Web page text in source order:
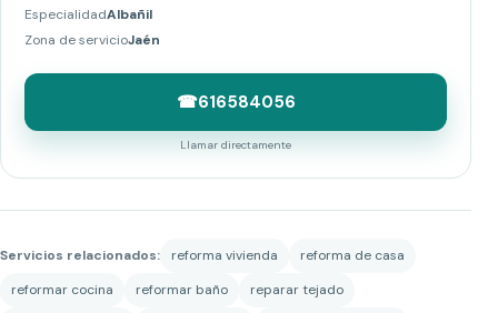
EspecialidadAlbañil
Zona de servicioJaén
☎616584056
Llamar directamente
Servicios relacionados: reforma vivienda
reforma de casa
reformar cocina
reformar baño
reparar tejado